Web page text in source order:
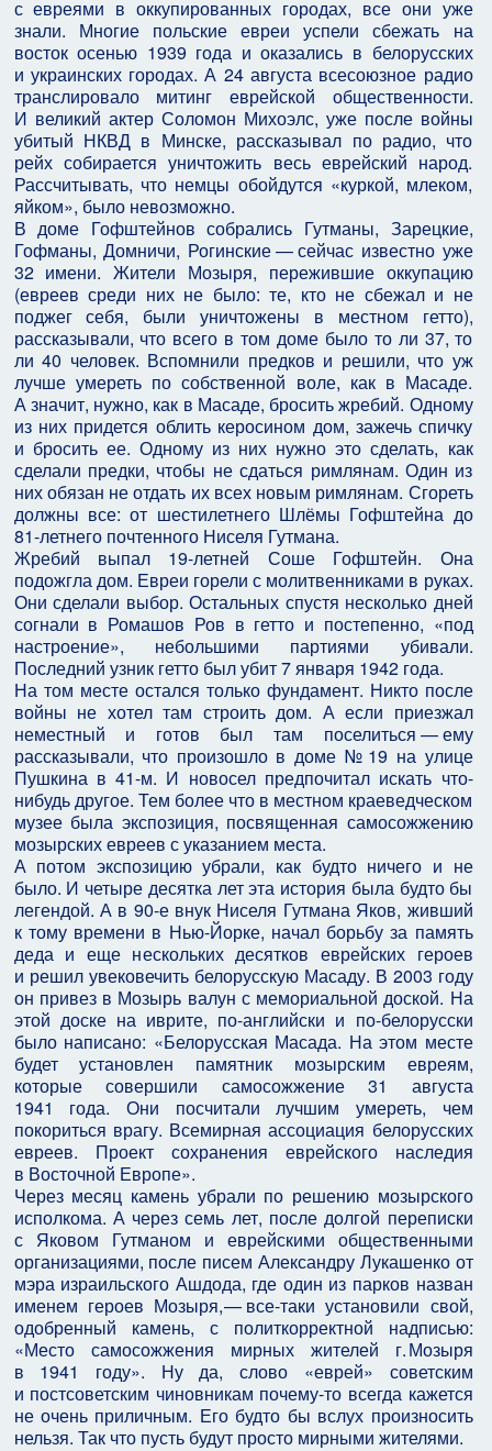
с евреями в оккупированных городах, все они уже
знали. Многие польские евреи успели сбежать на
восток осенью 1939 года и оказались в белорусских
и украинских городах. А 24 августа всесоюзное радио
транслировало митинг еврейской общественности.
И великий актер Соломон Михоэлс, уже после войны
убитый НКВД в Минске, рассказывал по радио, что
рейх собирается уничтожить весь еврейский народ.
Рассчитывать, что немцы обойдутся «куркой, млеком,
яйком», было невозможно.
В доме Гофштейнов собрались Гутманы, Зарецкие,
Гофманы, Домничи, Рогинские — сейчас известно уже
32 имени. Жители Мозыря, пережившие оккупацию
(евреев среди них не было: те, кто не сбежал и не
поджег себя, были уничтожены в местном гетто),
рассказывали, что всего в том доме было то ли 37, то
ли 40 человек. Вспомнили предков и решили, что уж
лучше умереть по собственной воле, как в Масаде.
А значит, нужно, как в Масаде, бросить жребий. Одному
из них придется облить керосином дом, зажечь спичку
и бросить ее. Одному из них нужно это сделать, как
сделали предки, чтобы не сдаться римлянам. Один из
них обязан не отдать их всех новым римлянам. Сгореть
должны все: от шестилетнего Шлёмы Гофштейна до
81-летнего почтенного Ниселя Гутмана.
Жребий выпал 19-летней Соше Гофштейн. Она
подожгла дом. Евреи горели с молитвенниками в руках.
Они сделали выбор. Остальных спустя несколько дней
согнали в Ромашов Ров в гетто и постепенно, «под
настроение», небольшими партиями убивали.
Последний узник гетто был убит 7 января 1942 года.
На том месте остался только фундамент. Никто после
войны не хотел там строить дом. А если приезжал
неместный и готов был там поселиться — ему
рассказывали, что произошло в доме № 19 на улице
Пушкина в 41-м. И новосел предпочитал искать что-
нибудь другое. Тем более что в местном краеведческом
музее была экспозиция, посвященная самосожжению
мозырских евреев с указанием места.
А потом экспозицию убрали, как будто ничего и не
было. И четыре десятка лет эта история была будто бы
легендой. А в 90-е внук Ниселя Гутмана Яков, живший
к тому времени в Нью-Йорке, начал борьбу за память
деда и еще нескольких десятков еврейских героев
и решил увековечить белорусскую Масаду. В 2003 году
он привез в Мозырь валун с мемориальной доской. На
этой доске на иврите, по-английски и по-белорусски
было написано: «Белорусская Масада. На этом месте
будет установлен памятник мозырским евреям,
которые совершили самосожжение 31 августа
1941 года. Они посчитали лучшим умереть, чем
покориться врагу. Всемирная ассоциация белорусских
евреев. Проект сохранения еврейского наследия
в Восточной Европе».
Через месяц камень убрали по решению мозырского
исполкома. А через семь лет, после долгой переписки
с Яковом Гутманом и еврейскими общественными
организациями, после писем Александру Лукашенко от
мэра израильского Ашдода, где один из парков назван
именем героев Мозыря, — все-таки установили свой,
одобренный камень, с политкорректной надписью:
«Место самосожжения мирных жителей г. Мозыря
в 1941 году». Ну да, слово «еврей» советским
и постсоветским чиновникам почему-то всегда кажется
не очень приличным. Его будто бы вслух произносить
нельзя. Так что пусть будут просто мирными жителями.